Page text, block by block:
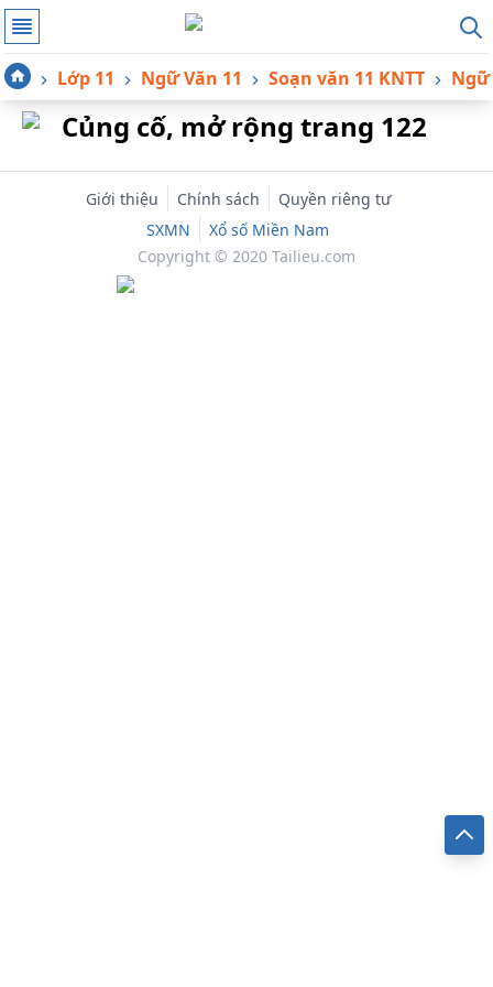
Lớp 11 Ngữ Văn 11 Soạn văn 11 KNTT Ngữ
Củng cố, mở rộng trang 122
Giới thiệu Chính sách
Quyền riêng tư
SXMN
Xổ số Miền Nam
Copyright © 2020 Tailieu.com